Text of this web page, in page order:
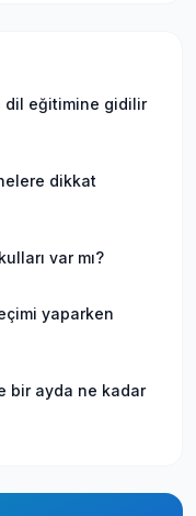
dil eğitimine gidilir
dikkat
var mı?
yaparken
bir ayda ne kadar